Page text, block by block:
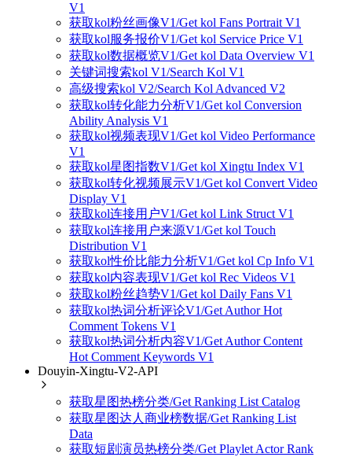
V1
获取kol粉丝画像V1/Get kol Fans Portrait V1
获取kol服务报价V1/Get kol Service Price V1
获取kol数据概览V1/Get kol Data Overview V1
关键词搜索kol V1/Search Kol V1
高级搜索kol V2/Search Kol Advanced V2
获取kol转化能力分析V1/Get kol Conversion
Ability Analysis V1
获取kol视频表现V1/Get kol Video Performance
V1
获取kol星图指数V1/Get kol Xingtu Index V1
获取kol转化视频展示V1/Get kol Convert Video
Display V1
获取kol连接用户V1/Get kol Link Struct V1
获取kol连接用户来源V1/Get kol Touch
Distribution V1
获取kol性价比能力分析V1/Get kol Cp Info V1
获取kol内容表现V1/Get kol Rec Videos V1
获取kol粉丝趋势V1/Get kol Daily Fans V1
获取kol热词分析评论V1/Get Author Hot
Comment Tokens V1
获取kol热词分析内容V1/Get Author Content
Hot Comment Keywords V1
Douyin-Xingtu-V2-API
获取星图热榜分类/Get Ranking List Catalog
获取星图达人商业榜数据/Get Ranking List
Data
获取短剧演员热榜分类/Get Playlet Actor Rank